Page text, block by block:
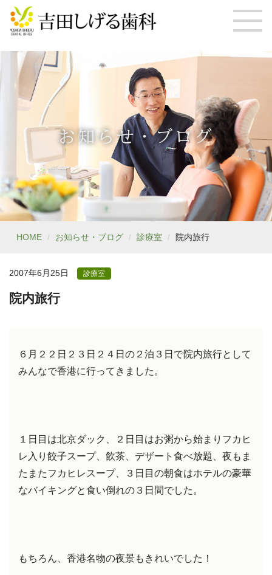
お知らせ・ブログ
HOME お知らせ・ブログ 診療室 院内旅行
2007年6月25日 診療室
院内旅行
６月２２日２３日２４日の２泊３日で院内旅行として
みんなで香港に行ってきました。
１日目は北京ダック、２日目はお粥から始まりフカヒ
レ入り餃子スープ、飲茶、デザート食べ放題、夜もま
たまたフカヒレスープ、３日目の朝食はホテルの豪華
なバイキングと食い倒れの３日間でした。
もちろん、香港名物の夜景もきれいでした！